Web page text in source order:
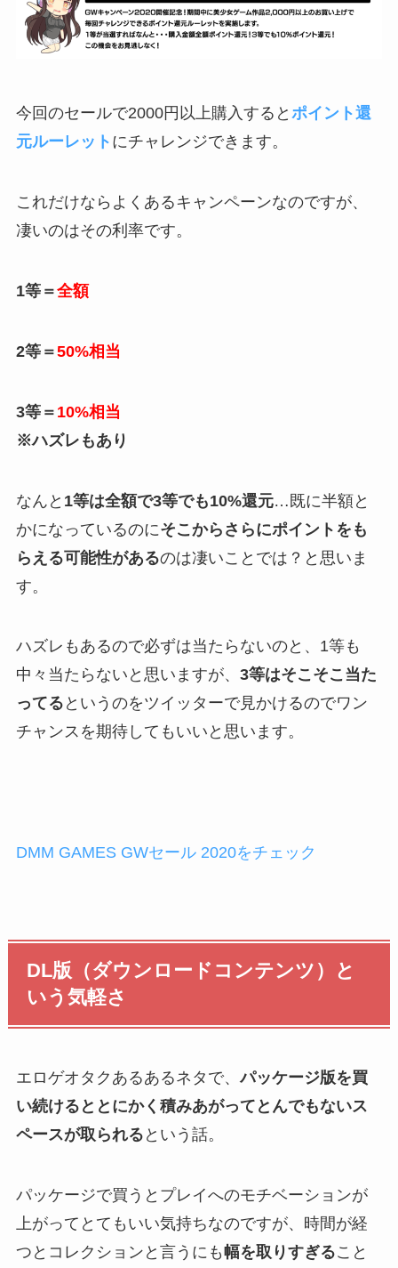
今回のセールで2000円以上購入すると ポイント還
元ルーレット にチャレンジできます。
これだけならよくあるキャンペーンなのですが、
凄いのはその利率です。
1等＝全額
2等＝50%相当
3等＝ 10%相当
※ハズレもあり
なんと 1等は全額で3等でも10%還元…既に半額と
かになっているのにそこからさらにポイントをも
らえる可能性があるのは凄いことでは？と思いま
す。
ハズレもあるので必ずは当たらないのと、1等も
中々当たらないと思いますが、 3等はそこそこ当た
ってる というのをツイッターで見かけるのでワン
チャンスを期待してもいいと思います。
DMM GAMES GWセール 2020をチェック
DL版（ダウンロードコンテンツ）と
いう気軽さ
エロゲオタクあるあるネタで、パッケージ版を買
い続けるととにかく積みあがってとんでもないス
ペースが取られる という話。
パッケージで買うとプレイへのモチベーションが
上がってとてもいい気持ちなのですが、時間が経
つとコレクションと言うにも幅を取りすぎること